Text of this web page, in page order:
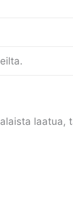
laatua,